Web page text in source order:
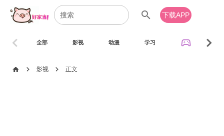
search 下载APP
全部 影视 动漫 学习 sports_esports
chevron_left chevron_right
home chevron_right 影视 chevron_right 正文